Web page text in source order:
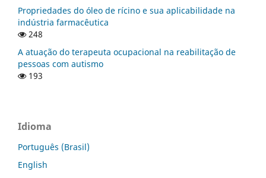
Propriedades do óleo de rícino e sua aplicabilidade na
indústria farmacêutica
248
A atuação do terapeuta ocupacional na reabilitação de
pessoas com autismo
193
Idioma
Português (Brasil)
English